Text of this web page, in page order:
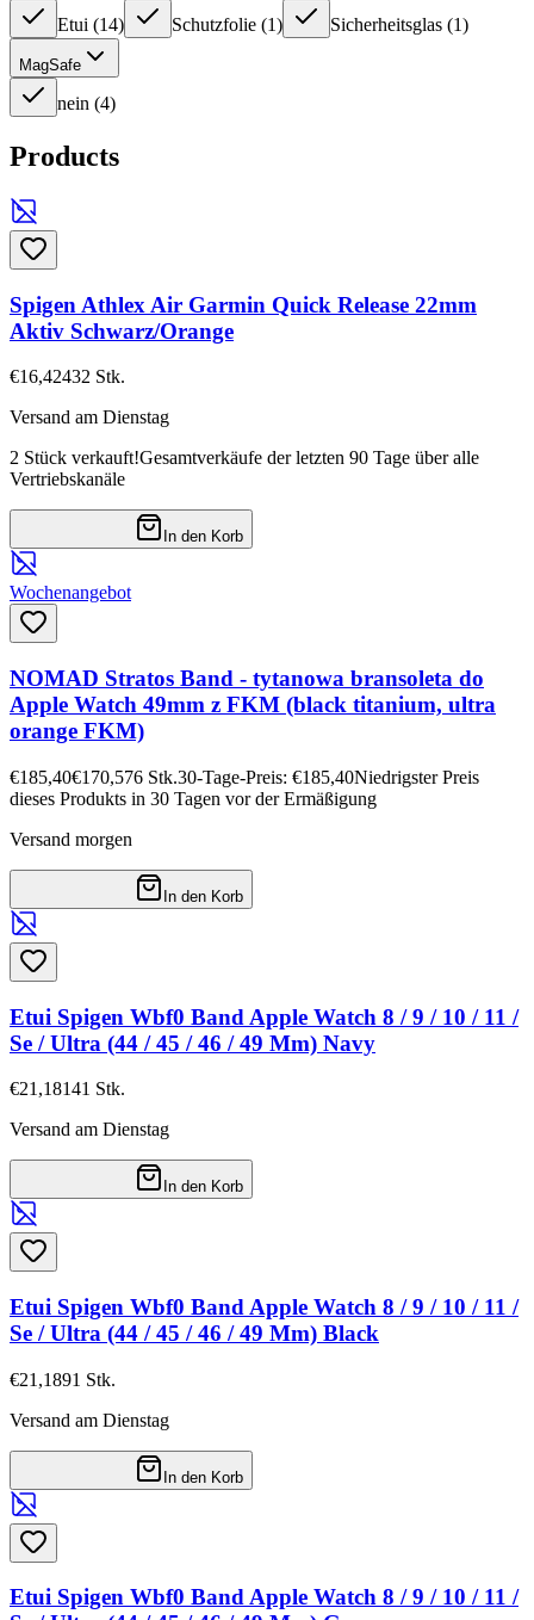
Etui (14) Schutzfolie (1) Sicherheitsglas (1)
MagSafe
nein (4)
Products
Spigen Athlex Air Garmin Quick Release 22mm
Aktiv Schwarz/Orange
€16,42432 Stk.
Versand am Dienstag
2 Stück verkauft!Gesamtverkäufe der letzten 90 Tage über alle
Vertriebskanäle
In den Korb
Wochenangebot
NOMAD Stratos Band - tytanowa bransoleta do
Apple Watch 49mm z FKM (black titanium, ultra
orange FKM)
€185,40€170,576 Stk.30-Tage-Preis: €185,40Niedrigster Preis
dieses Produkts in 30 Tagen vor der Ermäßigung
Versand morgen
In den Korb
Etui Spigen Wbf0 Band Apple Watch 8 / 9 / 10 / 11 /
Se / Ultra (44 / 45 / 46 / 49 Mm) Navy
€21,18141 Stk.
Versand am Dienstag
In den Korb
Etui Spigen Wbf0 Band Apple Watch 8 / 9 / 10 / 11 /
Se / Ultra (44 / 45 / 46 / 49 Mm) Black
€21,1891 Stk.
Versand am Dienstag
In den Korb
Etui Spigen Wbf0 Band Apple Watch 8 / 9 / 10 / 11 /